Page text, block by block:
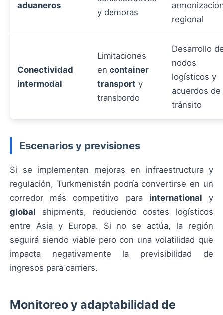
aduaneros
y demoras
regional
Conectividad
intermodal
Limitaciones
en container
transport y
transbordo
Desarrollo
nodos
logísticos y
acuerdos de
tránsito
Escenarios y previsiones
Si se implementan mejoras en infraestructura y
regulación, Turkmenistán podría convertirse en un
corredor más competitivo para international y
global shipments, reduciendo costes logísticos
entre Asia y Europa. Si no se actúa, la región
seguirá siendo viable pero con una volatilidad que
impacta negativamente la previsibilidad de
ingresos para carriers.
Monitoreo y adaptabilidad de